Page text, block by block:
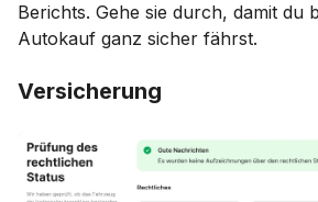
Berichts. Gehe sie durch, damit du
Autokauf ganz sicher fährst.
Versicherung